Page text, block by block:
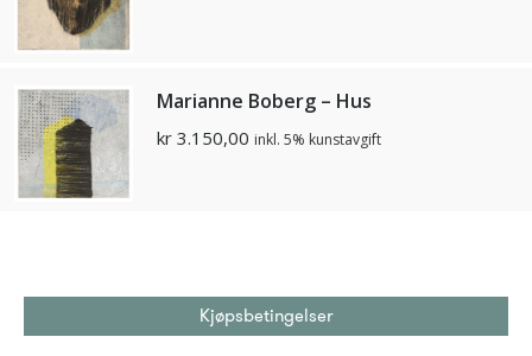
Marianne Boberg – Hus
kr 3.150,00 inkl. 5% kunstavgift
Kjøpsbetingelser